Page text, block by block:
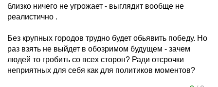
близко ничего не угрожает - выглядит вообще не
реалистично .
Без крупных городов трудно будет обьявить победу. Но
раз взять не выйдет в обозримом будущем - зачем
людей то гробить со всех сторон? Ради отсрочки
неприятных для себя как для политиков моментов?